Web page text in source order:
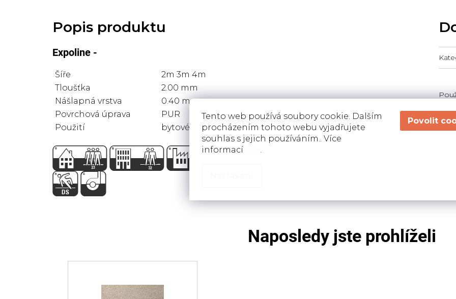
Tento web používá soubory cookie. Dalším
procházením tohoto webu vyjadřujete
souhlas s jejich používáním.. Více
informací
Expoline -
Šíře 2m 3m 4m
Tloušťka
2.00 mm
Nášlapná vrstva
0.40 mm
Povrchová úprava
PUR
Použití
bytové
Naposledy jste prohlíželi